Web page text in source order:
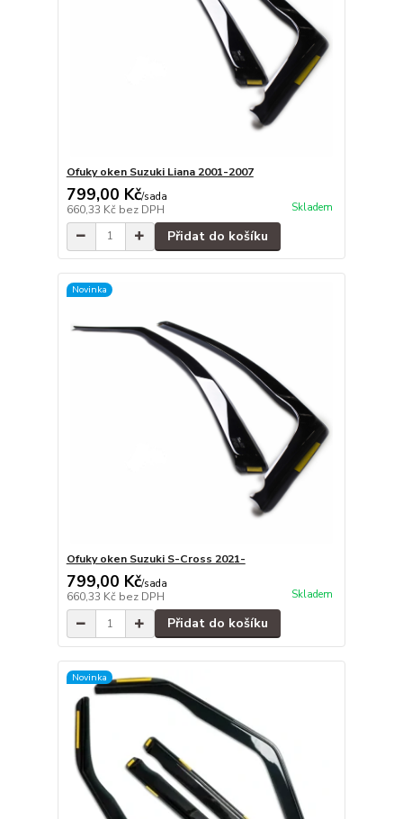
Ofuky oken Suzuki Liana 2001-2007
799,00 Kč/sada
660,33 Kč bez DPH Skladem
Přidat do košíku
Novinka
Ofuky oken Suzuki S-Cross 2021-
799,00 Kč/sada
660,33 Kč bez DPH Skladem
Přidat do košíku
Novinka